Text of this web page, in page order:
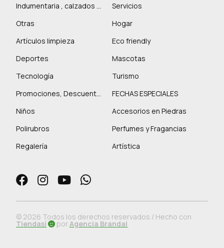
Indumentaria , calzados y marroquinería
Servicios
Otras
Hogar
Artículos limpieza
Eco friendly
Deportes
Mascotas
Tecnología
Turismo
Promociones, Descuentos y más
FECHAS ESPECIALES
Niños
Accesorios en Piedras
Polirubros
Perfumes y Fragancias
Regalería
Artística
© 2026 Todos los derechos reservados / Hecho con
Tiendasí porAgencia Brandal.